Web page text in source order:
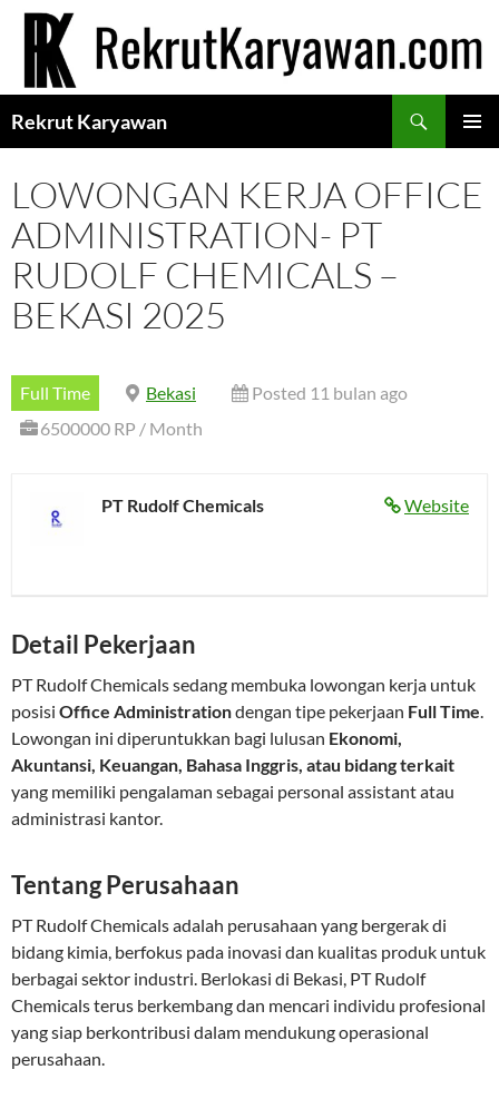
Langsung
Rekrut Karyawan
LOWONGAN KERJA OFFICE
ADMINISTRATION- PT
RUDOLF CHEMICALS –
BEKASI 2025
Full Time Bekasi
Posted 11 bulan ago
6500000 RP / Month
Website
PT Rudolf Chemicals
Detail Pekerjaan
PT Rudolf Chemicals sedang membuka lowongan kerja untuk
posisi Office Administrationdengan tipe pekerjaan Full Time.
Lowongan ini diperuntukkan bagi lulusan Ekonomi,
Akuntansi, Keuangan, Bahasa Inggris, atau bidang terkait
yang memiliki pengalaman sebagai personal assistant atau
administrasi kantor.
Tentang Perusahaan
PT Rudolf Chemicals adalah perusahaan yang bergerak di
bidang kimia, berfokus pada inovasi dan kualitas produk untuk
berbagai sektor industri. Berlokasi di Bekasi, PT Rudolf
Chemicals terus berkembang dan mencari individu profesional
yang siap berkontribusi dalam mendukung operasional
perusahaan.